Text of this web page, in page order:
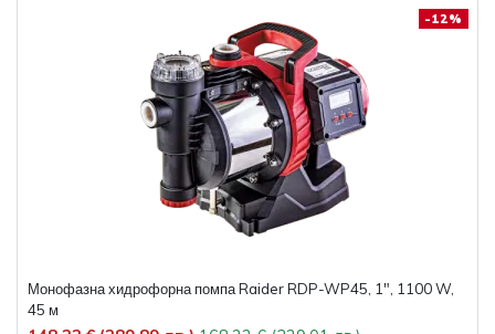
-12%
Монофазна хидрофорна помпа Raider RDP-WP45, 1", 1100 W,
45 м